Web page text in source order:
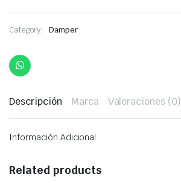
Category: Damper
Descripción Marca Valoraciones (0)
Información Adicional
Related products